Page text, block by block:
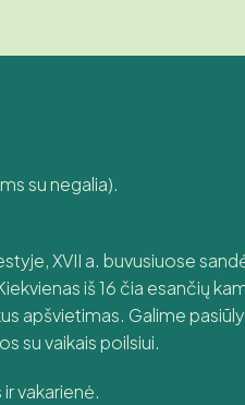
su negalia).
XVII a. buvusiuose
iš 16 čia esančių
apšvietimas. Galime
su vaikais poilsiui.
vakarienė.